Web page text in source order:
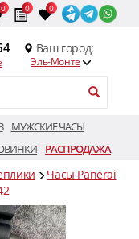
0 0 0
Ваш город:
Эль-Монте
МУЖСКИЕ ЧАСЫ
РАСПРОДАЖА
Часы Panerai